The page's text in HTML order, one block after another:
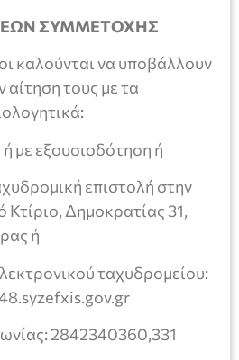
ΣΥΜΜΕΤΟΧΗΣ
καλούνται να υποβάλλουν
αίτηση τους με τα
με εξουσιοδότηση ή
επιστολή στην
Δημοκρατίας 31,
ή
ταχυδρομείου:
2842340360,331